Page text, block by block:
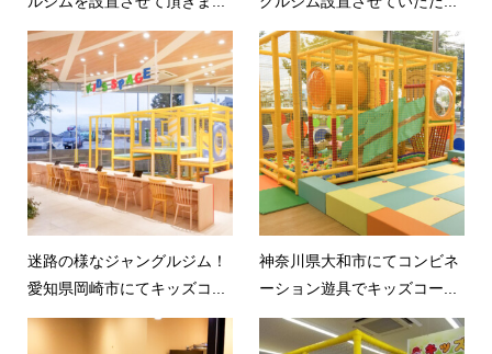
迷路の様なジャングルジム！
愛知県岡崎市にてキッズコ...
神奈川県大和市にてコンビネ
ーション遊具でキッズコー...